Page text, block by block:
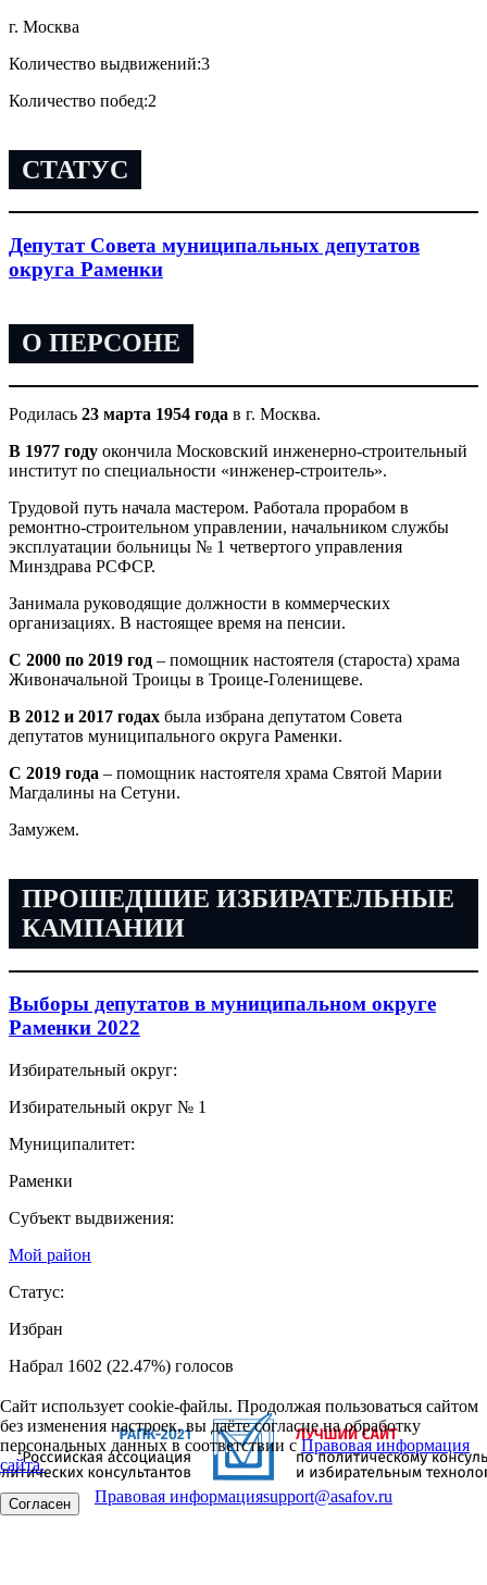
г. Москва
Количество выдвижений:3
Количество побед:2
СТАТУС
Депутат Совета муниципальных депутатов
округа Раменки
О ПЕРСОНЕ
Родилась 23 марта 1954 года в г. Москва.
В 1977 году окончила Московский инженерно-строительный
институт по специальности «инженер-строитель».
Трудовой путь начала мастером. Работала прорабом в
ремонтно-строительном управлении, начальником службы
эксплуатации больницы № 1 четвертого управления
Минздрава РСФСР.
Занимала руководящие должности в коммерческих
организациях. В настоящее время на пенсии.
С 2000 по 2019 год – помощник настоятеля (староста) храма
Живоначальной Троицы в Троице-Голенищеве.
В 2012 и 2017 годах была избрана депутатом Совета
депутатов муниципального округа Раменки.
С 2019 года – помощник настоятеля храма Святой Марии
Магдалины на Сетуни.
Замужем.
ПРОШЕДШИЕ ИЗБИРАТЕЛЬНЫЕ
КАМПАНИИ
Выборы депутатов в муниципальном округе
Раменки 2022
Избирательный округ:
Избирательный округ № 1
Муниципалитет:
Раменки
Субъект выдвижения:
Мой район
Статус:
Избран
Набрал 1602 (22.47%) голосов
Сайт использует cookie-файлы. Продолжая пользоваться сайтом
без изменения настроек, вы даёте согласие на обработку
персональных данных в соответствии сПравовая информация
сайта.
Согласен Правовая информацияsupport@asafov.ru